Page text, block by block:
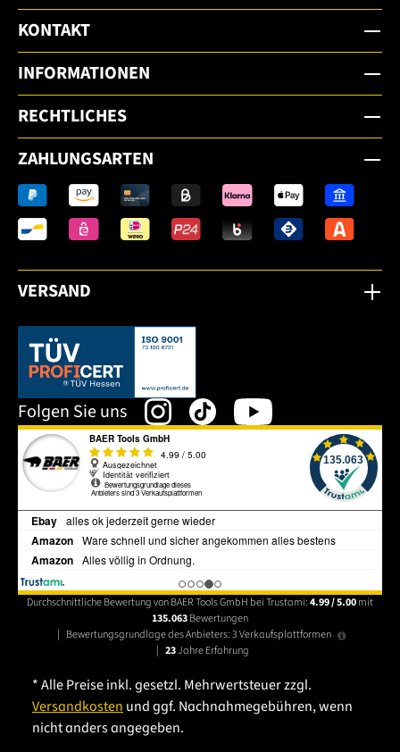
KONTAKT
INFORMATIONEN
RECHTLICHES
ZAHLUNGSARTEN
VERSAND
Dieser Link öffnet sich in einem neuen Tab.
Folgen Sie uns
Durchschnittliche Bewertung von BAER Tools GmbH bei Trustami:4.99 / 5.00mit
135.063Bewertungen
| Bewertungsgrundlage des Anbieters: 3 Verkaufsplattformen
| 23Jahre Erfahrung
* Alle Preise inkl. gesetzl. Mehrwertsteuer zzgl.
Versandkosten und ggf. Nachnahmegebühren, wenn
nicht anders angegeben.